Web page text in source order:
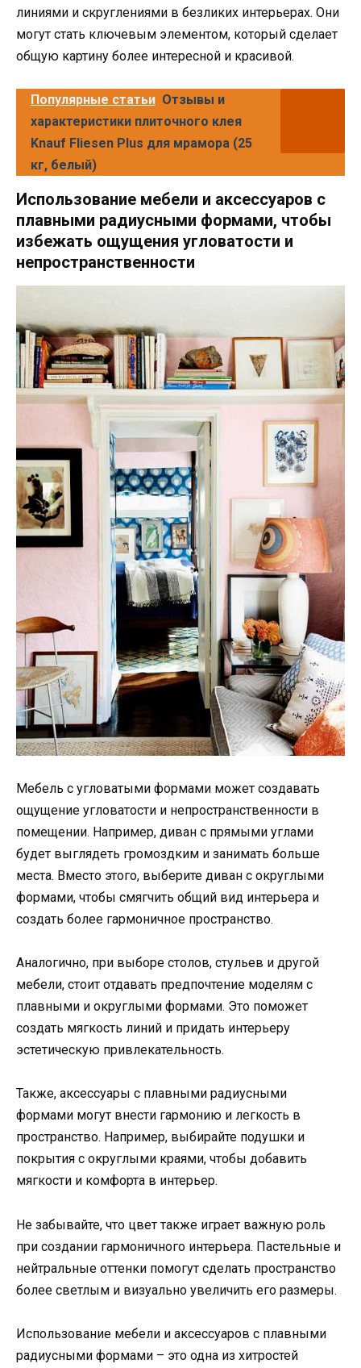
линиями и скруглениями в безликих интерьерах. Они
могут стать ключевым элементом, который сделает
общую картину более интересной и красивой.
Популярные статьи Отзывы и
характеристики плиточного клея
Knauf Fliesen Plus для мрамора (25
кг, белый)
Использование мебели и аксессуаров с
плавными радиусными формами, чтобы
избежать ощущения угловатости и
непространственности
Мебель с угловатыми формами может создавать
ощущение угловатости и непространственности в
помещении. Например, диван с прямыми углами
будет выглядеть громоздким и занимать больше
места. Вместо этого, выберите диван с округлыми
формами, чтобы смягчить общий вид интерьера и
создать более гармоничное пространство.
Аналогично, при выборе столов, стульев и другой
мебели, стоит отдавать предпочтение моделям с
плавными и округлыми формами. Это поможет
создать мягкость линий и придать интерьеру
эстетическую привлекательность.
Также, аксессуары с плавными радиусными
формами могут внести гармонию и легкость в
пространство. Например, выбирайте подушки и
покрытия с округлыми краями, чтобы добавить
мягкости и комфорта в интерьер.
Не забывайте, что цвет также играет важную роль
при создании гармоничного интерьера. Пастельные и
нейтральные оттенки помогут сделать пространство
более светлым и визуально увеличить его размеры.
Использование мебели и аксессуаров с плавными
радиусными формами – это одна из хитростей